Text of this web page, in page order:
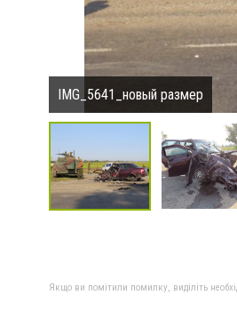
IMG_5641_новый размер
Якщо ви помітили помилку, виділіть